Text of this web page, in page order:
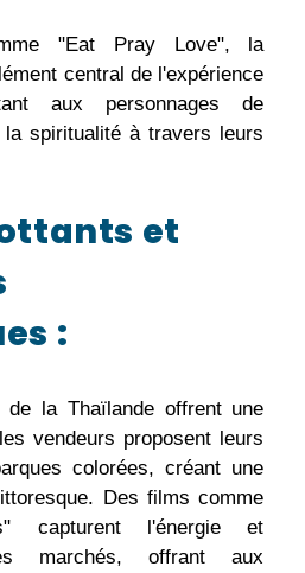
"Eat Pray Love", la
central de l'expérience
aux personnages de
spiritualité à travers leurs
et
:
la Thaïlande offrent une
vendeurs proposent leurs
colorées, créant une
Des films comme
capturent l'énergie et
marchés, offrant aux